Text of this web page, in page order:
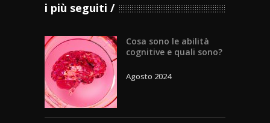
i più seguiti
Cosa sono le abilità
cognitive e quali sono?
Agosto 2024